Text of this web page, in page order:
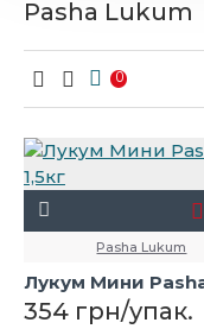
Pasha Lukum
0
Pasha Lukum
Лукум Мини
354 грн/упак.